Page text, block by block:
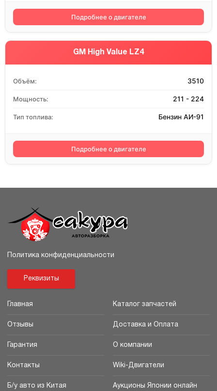
Подробнее о двигателе
GM High Value LZ4
Объём: 3510
Мощность: 211 - 224
Тип топлива: Бензин АИ-91
Подробнее о двигателе
Политика конфиденциальности
Реквизиты
Главная Каталог запчастей
Отзывы Доставка и Оплата
Гарантия О компании
Контакты Wiki-Двигатели
Б/у авто из Китая Аукционы Японии онлайн